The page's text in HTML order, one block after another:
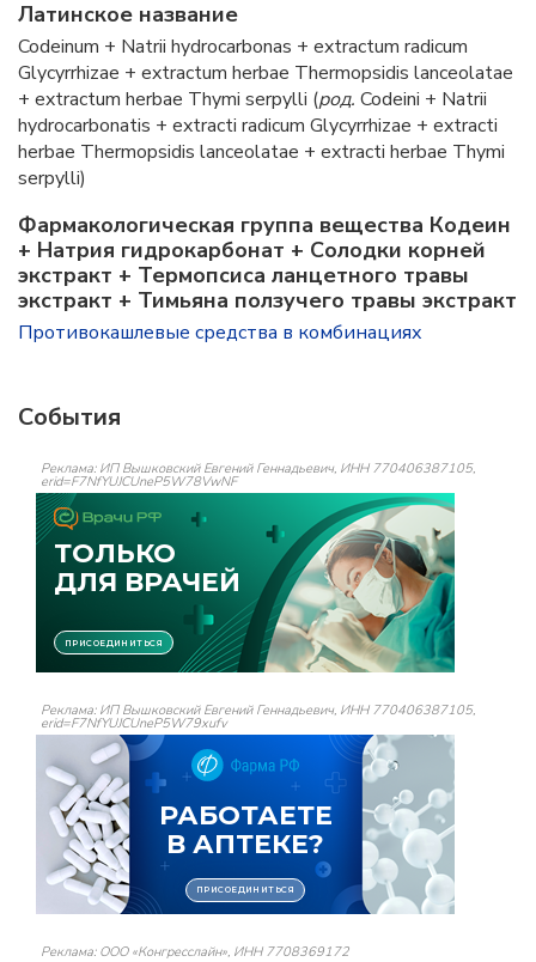
Латинское название
Codeinum + Natrii hydrocarbonas + extractum radiсum
Glycyrrhizae + extractum herbae Thermopsidis lanceolatae
+ extractum herbae Thymi serpylli (род. Codeini + Natrii
hydrocarbonatis + extracti radiсum Glycyrrhizae + extracti
herbae Thermopsidis lanceolatae + extracti herbae Thymi
serpylli)
Фармакологическая группа вещества Кодеин
+ Натрия гидрокарбонат + Солодки корней
экстракт + Термопсиса ланцетного травы
экстракт + Тимьяна ползучего травы экстракт
Противокашлевые средства в комбинациях
События
Реклама: ИП Вышковский Евгений Геннадьевич, ИНН 770406387105,
erid=F7NfYUJCUneP5W78VwNF
Реклама: ИП Вышковский Евгений Геннадьевич, ИНН 770406387105,
erid=F7NfYUJCUneP5W79xufv
Реклама: ООО «Конгресслайн», ИНН 7708369172